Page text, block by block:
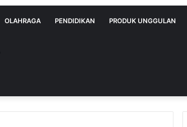
OLAHRAGA PENDIDIKAN PRODUK UNGGULAN